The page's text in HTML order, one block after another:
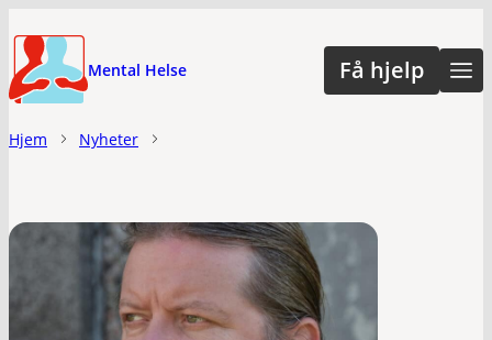
til
hovedinnhold
Mental Helse Få hjelp
Hjem Nyheter